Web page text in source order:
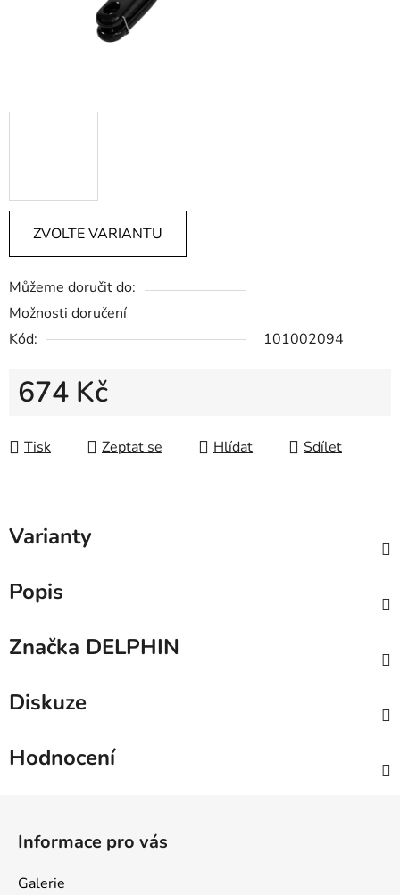
ZVOLTE VARIANTU
Můžeme doručit do:
Možnosti doručení
Kód:
101002094
674 Kč
Tisk
Zeptat se Hlídat Sdílet
Varianty
Popis
Značka DELPHIN
Diskuze
Hodnocení
Informace pro vás
Galerie